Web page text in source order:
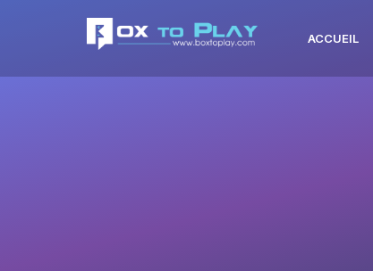
ACCUEIL